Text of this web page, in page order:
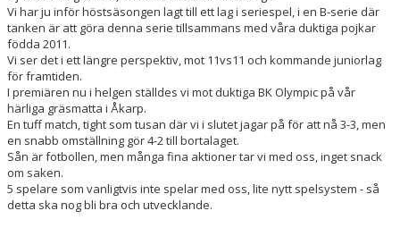
DOKUMENT
KONTAKT
Vi har ju inför höstsäsongen lagt till ett lag i seriespel, i en B-serie där
tanken är att göra denna serie tillsammans med våra duktiga pojkar
födda 2011.
Vi ser det i ett längre perspektiv, mot 11vs11 och kommande juniorlag
för framtiden.
I premiären nu i helgen ställdes vi mot duktiga BK Olympic på vår
härliga gräsmatta i Åkarp.
En tuff match, tight som tusan där vi i slutet jagar på för att nå 3-3, men
en snabb omställning gör 4-2 till bortalaget.
Sån är fotbollen, men många fina aktioner tar vi med oss, inget snack
om saken.
5 spelare som vanligtvis inte spelar med oss, lite nytt spelsystem - så
detta ska nog bli bra och utvecklande.